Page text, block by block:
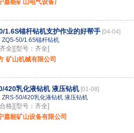
嘉能矿山电气设备厂
1.6S锚杆钻机支护作业的好帮手 [04-04]
ZQS-50/1.6S锚杆钻机
全][型号：齐全]
矿山机械有限公司
420乳化液钻机 液压钻机 [01-08]
ZRS-50/420乳化液钻机 液压钻机
格][型号：齐全]
嘉能矿山设备有限公司